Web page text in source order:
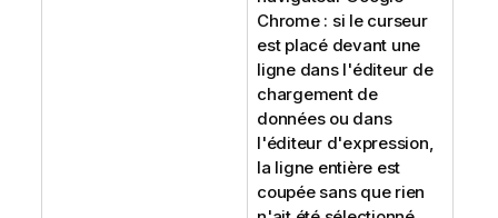
Chrome : si le curseur
est placé devant une
ligne dans l'éditeur de
chargement de
données ou dans
l'éditeur d'expression,
la ligne entière est
coupée sans que rien